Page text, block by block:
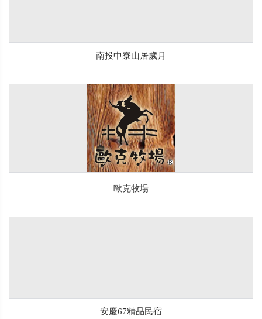
南投中寮山居歲月
歐克牧場
安慶67精品民宿